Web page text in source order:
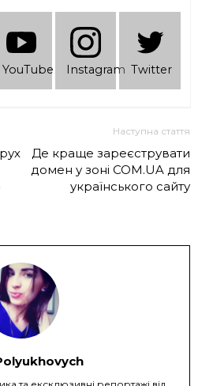
YouTube Instagram Twitter
Наступна стаття
Де краще зареєструвати
домен у зоні COM.UA для
українського сайту